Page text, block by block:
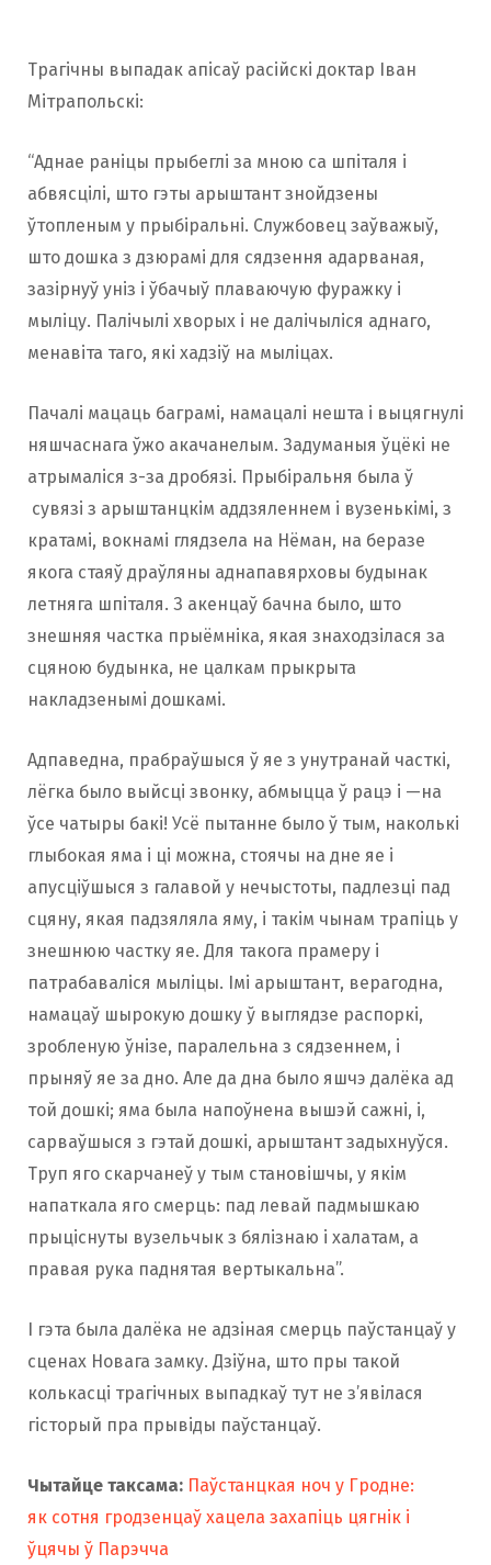
Трагічны выпадак апісаў расійскі доктар Іван
Мітрапольскі:
“Аднае раніцы прыбеглі за мною са шпіталя і
абвясцілі, што гэты арыштант знойдзены
ўтопленым у прыбіральні. Службовец заўважыў,
што дошка з дзюрамі для сядзення адарваная,
зазірнуў уніз і ўбачыў плаваючую фуражку і
мыліцу. Палічылі хворых і не далічыліся аднаго,
менавіта таго, які хадзіў на мыліцах.
Пачалі мацаць баграмі, намацалі нешта і выцягнулі
няшчаснага ўжо акачанелым. Задуманыя ўцёкі не
атрымаліся з-за дробязі. Прыбіральня была ў
сувязі з арыштанцкім аддзяленнем і вузенькімі, з
кратамі, вокнамі глядзела на Нёман, на беразе
якога стаяў драўляны аднапавярховы будынак
летняга шпіталя. З акенцаў бачна было, што
знешняя частка прыёмніка, якая знаходзілася за
сцяною будынка, не цалкам прыкрыта
накладзенымі дошкамі.
Адпаведна, прабраўшыся ў яе з унутранай часткі,
лёгка было выйсці звонку, абмыцца ў рацэ і —на
ўсе чатыры бакі! Усё пытанне было ў тым, наколькі
глыбокая яма і ці можна, стоячы на дне яе і
апусціўшыся з галавой у нечыстоты, падлезці пад
сцяну, якая падзяляла яму, і такім чынам трапіць у
знешнюю частку яе. Для такога прамеру і
патрабаваліся мыліцы. Імі арыштант, верагодна,
намацаў шырокую дошку ў выглядзе распоркі,
зробленую ўнізе, паралельна з сядзеннем, і
прыняў яе за дно. Але да дна было яшчэ далёка ад
той дошкі; яма была напоўнена вышэй сажні, і,
сарваўшыся з гэтай дошкі, арыштант задыхнуўся.
Труп яго скарчанеў у тым становішчы, у якім
напаткала яго смерць: пад левай падмышкаю
прыціснуты вузельчык з бялізнаю і халатам, а
правая рука паднятая вертыкальна”.
І гэта была далёка не адзіная смерць паўстанцаў у
сценах Новага замку. Дзіўна, што пры такой
колькасці трагічных выпадкаў тут не з’явілася
гісторый пра прывіды паўстанцаў.
Чытайце таксама: Паўстанцкая ноч у Гродне:
як сотня гродзенцаў хацела захапіць цягнік і
ўцячы ў Парэчча